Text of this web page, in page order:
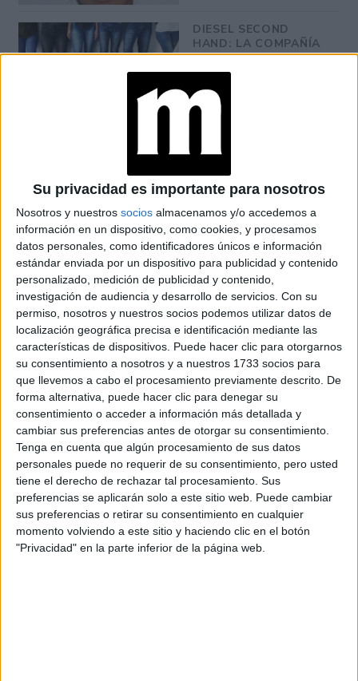
Su privacidad es importante para nosotros
Nosotros y nuestros socios almacenamos y/o accedemos a
información en un dispositivo, como cookies, y procesamos
datos personales, como identificadores únicos e información
estándar enviada por un dispositivo para publicidad y contenido
personalizado, medición de publicidad y contenido,
investigación de audiencia y desarrollo de servicios. Con su
permiso, nosotros y nuestros socios podemos utilizar datos de
localización geográfica precisa e identificación mediante las
características de dispositivos. Puede hacer clic para otorgarnos
su consentimiento a nosotros y a nuestros 1733 socios para
que llevemos a cabo el procesamiento previamente descrito. De
forma alternativa, puede hacer clic para denegar su
consentimiento o acceder a información más detallada y
cambiar sus preferencias antes de otorgar su consentimiento.
Tenga en cuenta que algún procesamiento de sus datos
personales puede no requerir de su consentimiento, pero usted
tiene el derecho de rechazar tal procesamiento. Sus
preferencias se aplicarán solo a este sitio web. Puede cambiar
sus preferencias o retirar su consentimiento en cualquier
momento volviendo a este sitio y haciendo clic en el botón
"Privacidad" en la parte inferior de la página web.
DIESEL SECOND
HAND: LA COMPAÑÍA
DE JEANS ENTRA AL
MERCADO DE
USADOS
INSPIRA CON SUS
CROP TOPS
LUISANA LOPILATO:
“ME ENCANTA QUE
LA MUJER SEA
RESPETADA,
PRIORIZO LA
IGUALDAD”
Laargentina de 34 años, disfruta compartir fotos y
videos de sus momentos más íntimos junto a su esposo el
cantanteMichael Bubléy sus hijos, así como de sus
proyectos laborales como en el que se encuentra
actualmente rodando entierra argentina.